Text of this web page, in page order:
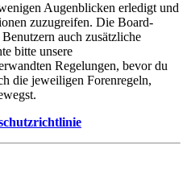
Augenblicken erledigt und
zuzugreifen. Die Board-
auch zusätzliche
bitte unsere
Regelungen, bevor du
die jeweiligen Forenregeln,